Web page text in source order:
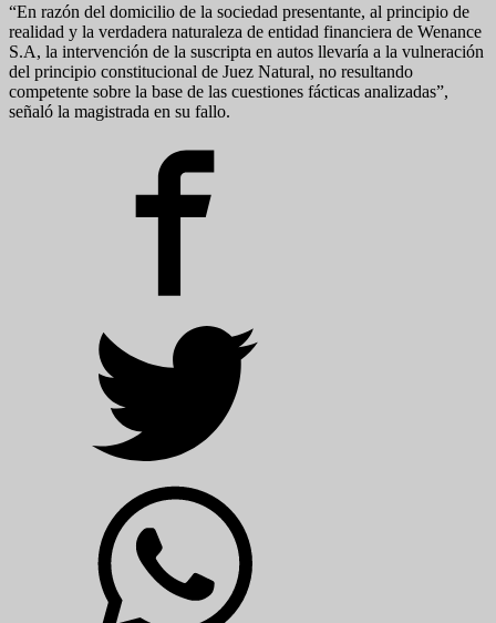
“En razón del domicilio de la sociedad presentante, al principio de
realidad y la verdadera naturaleza de entidad financiera de Wenance
S.A, la intervención de la suscripta en autos llevaría a la vulneración
del principio constitucional de Juez Natural, no resultando
competente sobre la base de las cuestiones fácticas analizadas”,
señaló la magistrada en su fallo.